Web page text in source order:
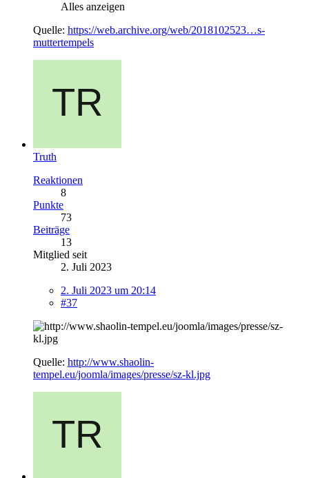
Alles anzeigen
Quelle: https://web.archive.org/web/2018102523…s-
muttertempels
Truth
Reaktionen
8
Punkte
73
Beiträge
13
Mitglied seit
2. Juli 2023
2. Juli 2023 um 20:14
#37
Quelle: http://www.shaolin-
tempel.eu/joomla/images/presse/sz-kl.jpg